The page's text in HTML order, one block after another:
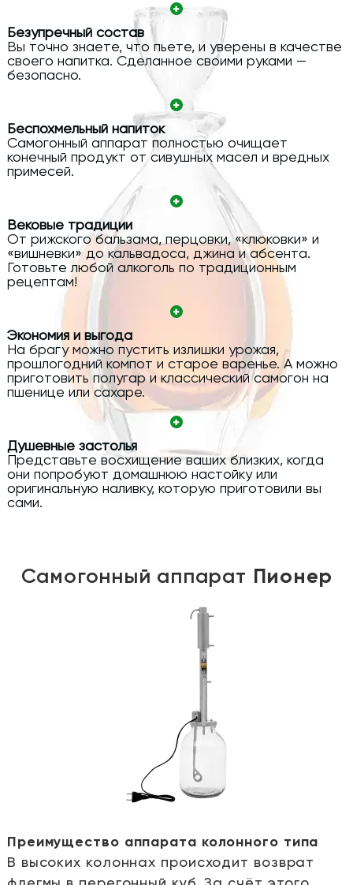
Безупречный состав
Вы точно знаете, что пьете, и уверены в качестве
своего напитка. Сделанное своими руками —
безопасно.
Беспохмельный напиток
Самогонный аппарат полностью очищает
конечный продукт от сивушных масел и вредных
примесей.
Вековые традиции
От рижского бальзама, перцовки, «клюковки» и
«вишневки» до кальвадоса, джина и абсента.
Готовьте любой алкоголь по традиционным
рецептам!
Экономия и выгода
На брагу можно пустить излишки урожая,
прошлогодний компот и старое варенье. А можно
приготовить полугар и классический самогон на
пшенице или сахаре.
Душевные застолья
Представьте восхищение ваших близких, когда
они попробуют домашнюю настойку или
оригинальную наливку, которую приготовили вы
сами.
Самогонный аппарат Пионер
Преимущество аппарата колонного типа
В высоких колоннах происходит возврат